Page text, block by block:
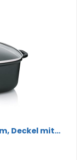
Deckel mit...